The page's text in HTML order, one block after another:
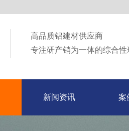
高品质铝建材供应商
专注研产销为一体的综合性
新闻资讯 案